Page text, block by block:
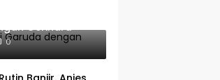
Partai
Gerindra
0